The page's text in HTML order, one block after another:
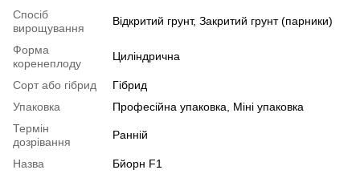
Спосіб
вирощування
Відкритий грунт, Закритий грунт (парники)
Форма
коренеплоду
Циліндрична
Сорт або гібрид
Гібрид
Упаковка
Професійна упаковка, Міні упаковка
Термін
дозрівання
Ранній
Назва
Бйорн F1